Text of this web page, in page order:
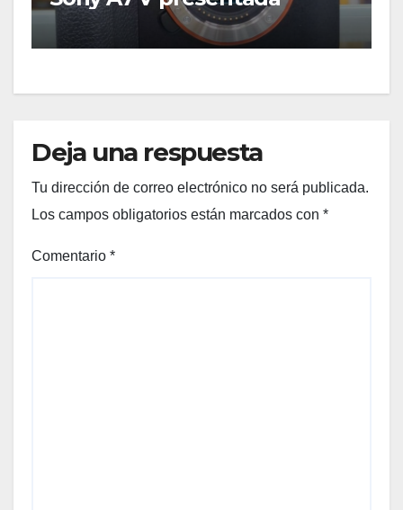
Deja una respuesta
Tu dirección de correo electrónico no será publicada.
Los campos obligatorios están marcados con *
Comentario *